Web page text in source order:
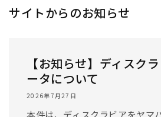
サイトからのお知らせ
【お知らせ】ディスク
ータについて
2026年7月27日
本件は、ディスクラビアをヤマ